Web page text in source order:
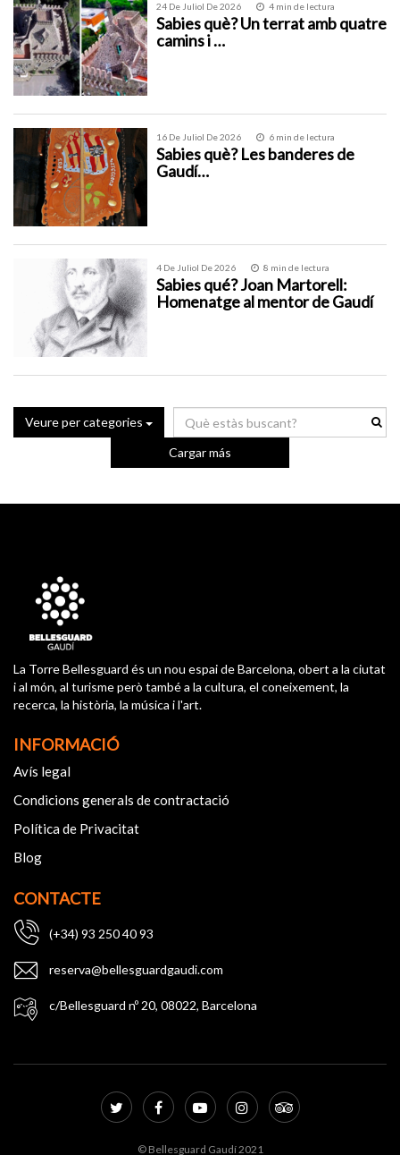
24 De Juliol De 2026 4 min de lectura
Sabies què? Un terrat amb quatre
camins i …
16 De Juliol De 2026 6 min de lectura
Sabies què? Les banderes de
Gaudí…
4 De Juliol De 2026 8 min de lectura
Sabies qué? Joan Martorell:
Homenatge al mentor de Gaudí
Veure per categories
Cargar más
La Torre Bellesguard és un nou espai de Barcelona, obert a la ciutat
i al món, al turisme però també a la cultura, el coneixement, la
recerca, la història, la música i l'art.
INFORMACIÓ
Avís legal
Condicions generals de contractació
Política de Privacitat
Blog
CONTACTE
(+34) 93 250 40 93
reserva@bellesguardgaudi.com
c/Bellesguard nº 20, 08022, Barcelona
© Bellesguard Gaudí 2021